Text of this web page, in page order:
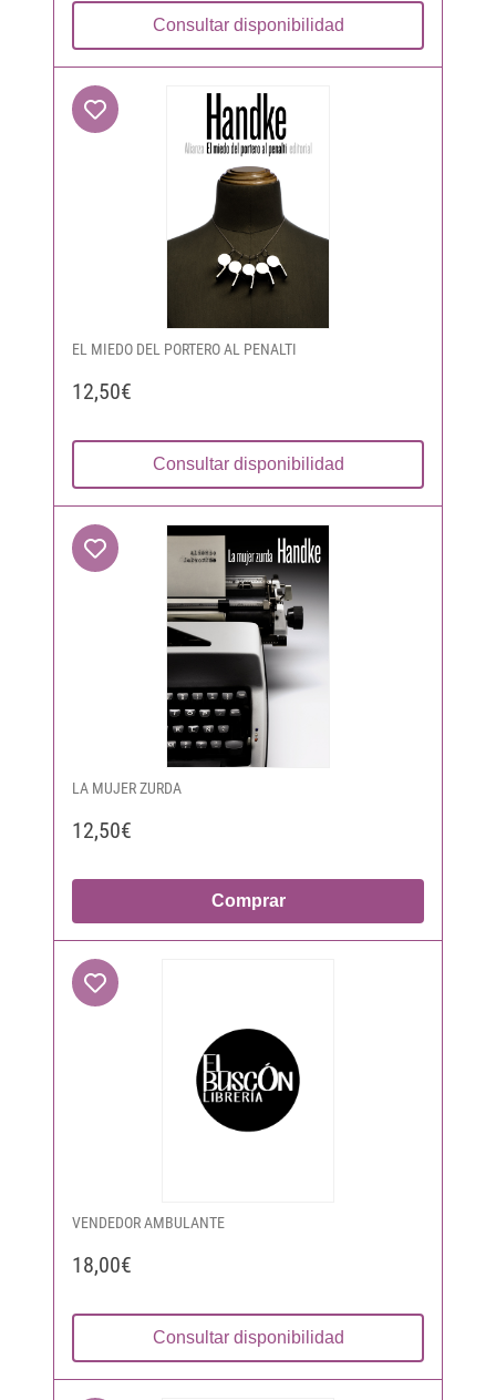
Consultar disponibilidad
EL MIEDO DEL PORTERO AL PENALTI
12,50€
Consultar disponibilidad
LA MUJER ZURDA
12,50€
Comprar
VENDEDOR AMBULANTE
18,00€
Consultar disponibilidad